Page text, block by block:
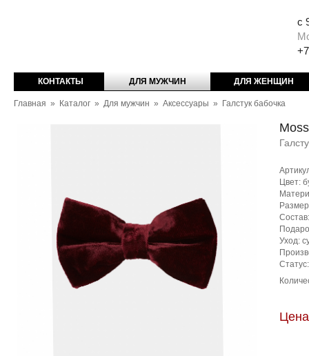
с
КОНТАКТЫ ДЛЯ МУЖЧИН ДЛЯ ЖЕНЩИН
Главная » Каталог » Для мужчин » Аксессуары » Галстук бабочка
Цвет:
Уход: